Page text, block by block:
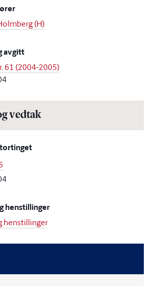
(H)
avgitt
61 (2004-2005)
vedtak
henstillinger
henstillinger